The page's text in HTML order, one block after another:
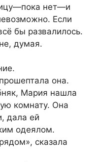
нет—и
Если
бы развалилось.
думая.
она.
Мария нашла
комнату. Она
дала ей
одеялом.
сказала